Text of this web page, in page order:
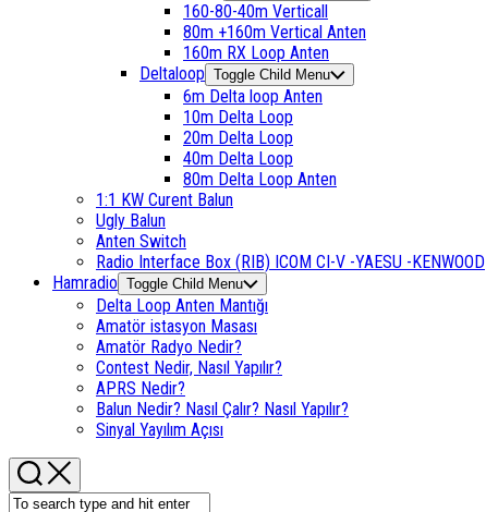
160-80-40m Verticall
80m +160m Vertical Anten
160m RX Loop Anten
Deltaloop Toggle Child Menu
6m Delta loop Anten
10m Delta Loop
20m Delta Loop
40m Delta Loop
80m Delta Loop Anten
1:1 KW Curent Balun
Ugly Balun
Anten Switch
Radio Interface Box (RIB) ICOM CI-V -YAESU -KENWOOD
Hamradio Toggle Child Menu
Delta Loop Anten Mantığı
Amatör istasyon Masası
Amatör Radyo Nedir?
Contest Nedir, Nasıl Yapılır?
APRS Nedir?
Balun Nedir? Nasıl Çalır? Nasıl Yapılır?
Sinyal Yayılım Açısı